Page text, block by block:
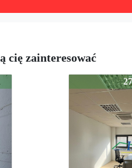
cię zainteresować
79-1006